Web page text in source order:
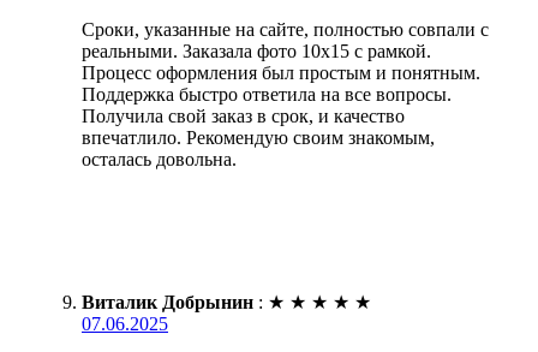
Сроки, указанные на сайте, полностью совпали с
реальными. Заказала фото 10х15 с рамкой.
Процесс оформления был простым и понятным.
Поддержка быстро ответила на все вопросы.
Получила свой заказ в срок, и качество
впечатлило. Рекомендую своим знакомым,
осталась довольна.
Виталик Добрынин : ★ ★ ★ ★ ★
07.06.2025